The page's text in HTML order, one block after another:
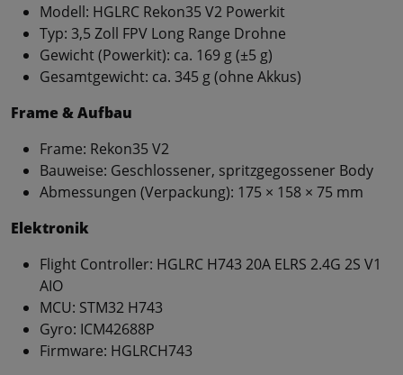
Modell: HGLRC Rekon35 V2 Powerkit
Typ: 3,5 Zoll FPV Long Range Drohne
Gewicht (Powerkit): ca. 169 g (±5 g)
Gesamtgewicht: ca. 345 g (ohne Akkus)
Frame & Aufbau
Frame: Rekon35 V2
Bauweise: Geschlossener, spritzgegossener Body
Abmessungen (Verpackung): 175 × 158 × 75 mm
Elektronik
Flight Controller: HGLRC H743 20A ELRS 2.4G 2S V1
AIO
MCU: STM32 H743
Gyro: ICM42688P
Firmware: HGLRCH743